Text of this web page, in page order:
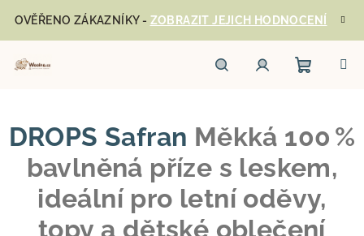
obsah
OVĚŘENO ZÁKAZNÍKY - ZOBRAZIT JEJICH HODNOCENÍ
košík
DROPS Safran Měkká 100 %
bavlněná příze s leskem,
ideální pro letní oděvy,
topy a dětské oblečení